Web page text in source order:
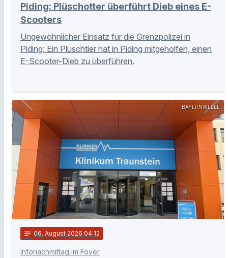
Piding: Plüschotter überführt Dieb eines E-
Scooters
Ungewöhnlicher Einsatz für die Grenzpolizei in
Piding: Ein Plüschtier hat in Piding mitgeholfen, einen
E-Scooter-Dieb zu überführen.
BAYERNWELLE
notes 06. August 2026 04:12
Infonachmittag im Foyer